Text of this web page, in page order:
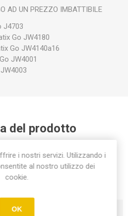
AD UN PREZZO IMBATTIBILE
J4703
Go JW4180
Go JW4140a16
JW4001
del prodotto
ad un prezzo imbattibile (1)
i nostri servizi. Utilizzando i
al nostro utilizzo dei
cookie.
OK